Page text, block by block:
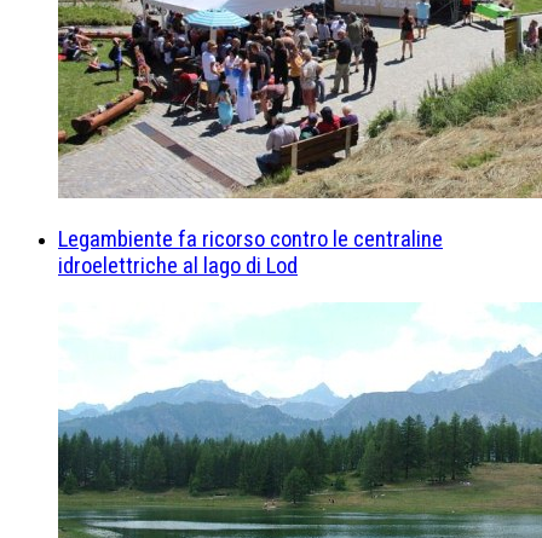
Legambiente fa ricorso contro le centraline
idroelettriche al lago di Lod